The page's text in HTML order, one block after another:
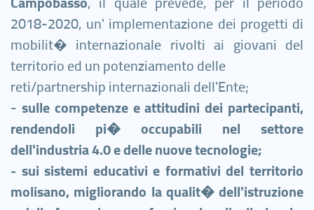
2018-2020, un' implementazione dei progetti di
mobilit� internazionale rivolti ai giovani del
territorio ed un potenziamento delle
reti/partnership internazionali dell'Ente;
- sulle competenze e attitudini dei partecipanti,
rendendoli pi� occupabili nel settore
dell'industria 4.0 e delle nuove tecnologie;
- sui sistemi educativi e formativi del territorio
molisano, migliorando la qualit� dell'istruzione